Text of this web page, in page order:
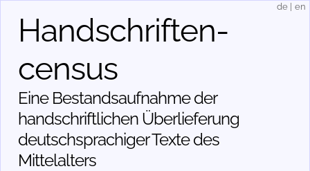
Handschriften­
census
Eine Bestandsaufnahme der
handschriftlichen Über­lieferung
deutschsprachiger Texte des
Mittelalters
de en